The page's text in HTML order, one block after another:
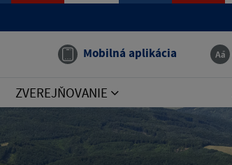
Mobilná aplikácia
ZVEREJŇOVANIE